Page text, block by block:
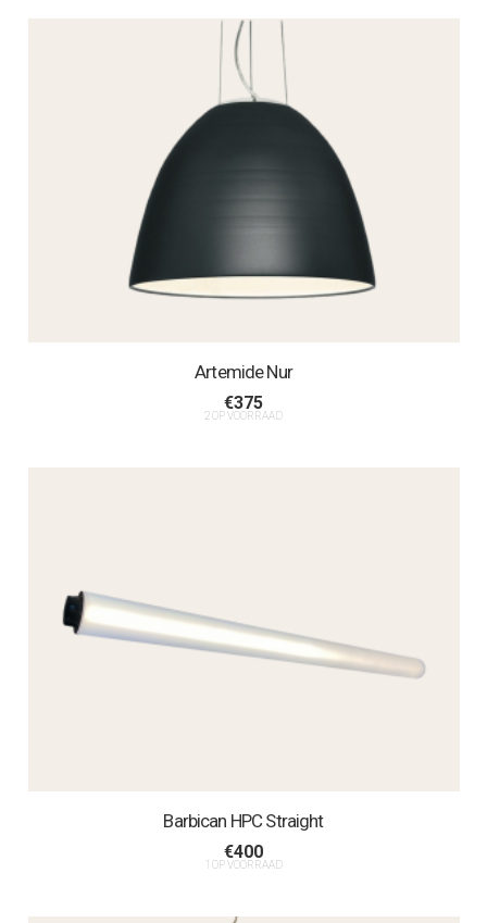
Artemide Nur
€375
2 OP VOORRAAD
Barbican HPC Straight
€400
1 OP VOORRAAD